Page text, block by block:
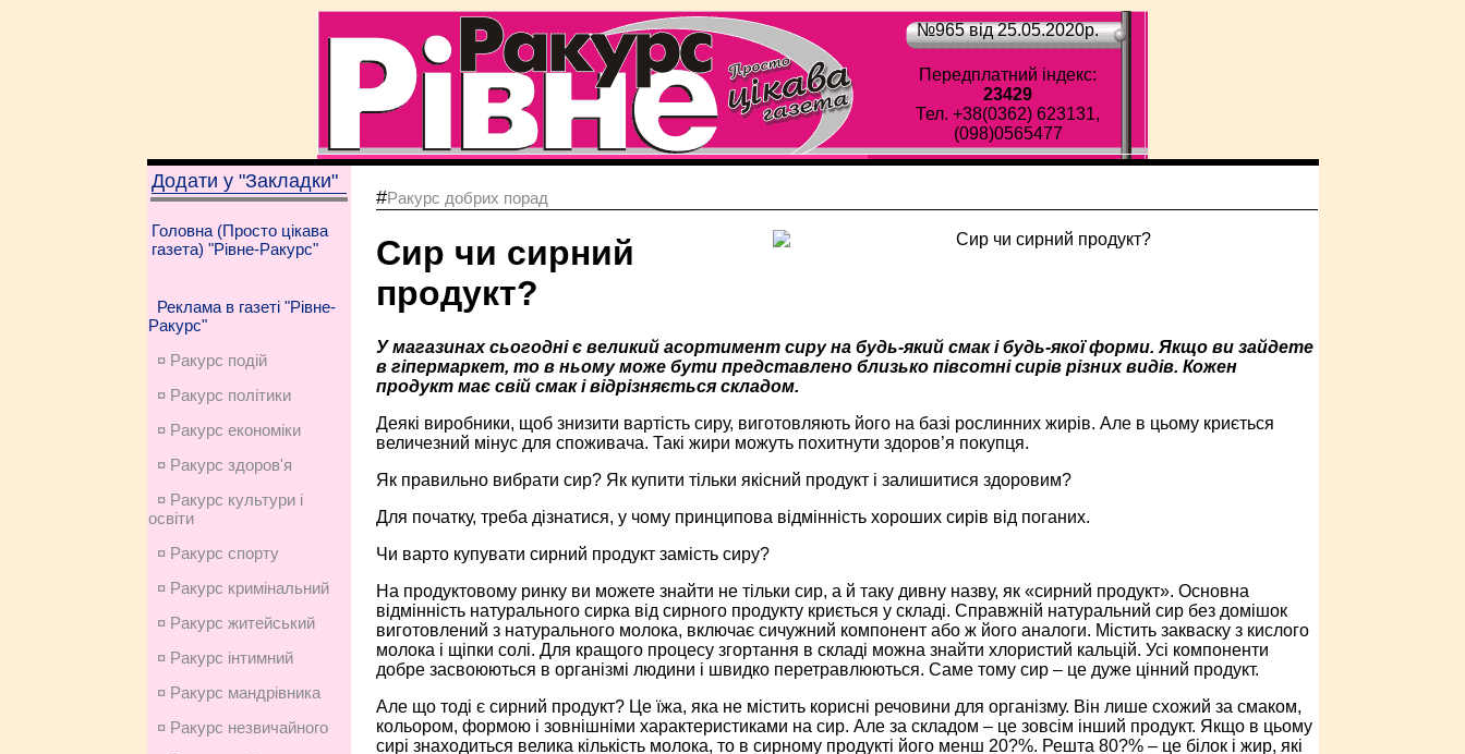
№965 від 25.05.2020p.
Передплатний індекс:
23429
Тел. +38(0362) 623131,
(098)0565477
Додати у "Закладки"
Головна (Просто цікава
газета) "Рівне-Ракурс"
Реклама в газеті "Рівне-
Ракурс"
¤ Ракурс подій
¤ Ракурс політики
¤ Ракурс економiки
¤ Ракурс здоров'я
¤ Ракурс культури і
освіти
¤ Ракурс спорту
¤ Ракурс кримінальний
¤ Ракурс житейський
¤ Ракурс інтимний
¤ Ракурс мандрівника
¤ Ракурс незвичайного
#Ракурс добрих порад
Сир чи сирний
продукт?
У магазинах сьогодні є великий асортимент сиру на будь-який смак і будь-якої форми. Якщо ви зайдете
в гіпермаркет, то в ньому може бути представлено близько півсотні сирів різних видів. Кожен
продукт має свій смак і відрізняється складом.
Деякі виробники, щоб знизити вартість сиру, виготовляють його на базі рослинних жирів. Але в цьому криється
величезний мінус для споживача. Такі жири можуть похитнути здоров’я покупця.
Як правильно вибрати сир? Як купити тільки якісний продукт і залишитися здоровим?
Для початку, треба дізнатися, у чому принципова відмінність хороших сирів від поганих.
Чи варто купувати сирний продукт замість сиру?
На продуктовому ринку ви можете знайти не тільки сир, а й таку дивну назву, як «сирний продукт». Основна
відмінність натурального сирка від сирного продукту криється у складі. Справжній натуральний сир без домішок
виготовлений з натурального молока, включає сичужний компонент або ж його аналоги. Містить закваску з кислого
молока і щіпки солі. Для кращого процесу згортання в складі можна знайти хлористий кальцій. Усі компоненти
добре засвоюються в організмі людини і швидко перетравлюються. Саме тому сир – це дуже цінний продукт.
Але що тоді є сирний продукт? Це їжа, яка не містить корисні речовини для організму. Він лише схожий за смаком,
кольором, формою і зовнішніми характеристиками на сир. Але за складом – це зовсім інший продукт. Якщо в цьому
сирі знаходиться велика кількість молока, то в сирному продукті його менш 20?%. Решта 80?% – це білок і жир, які